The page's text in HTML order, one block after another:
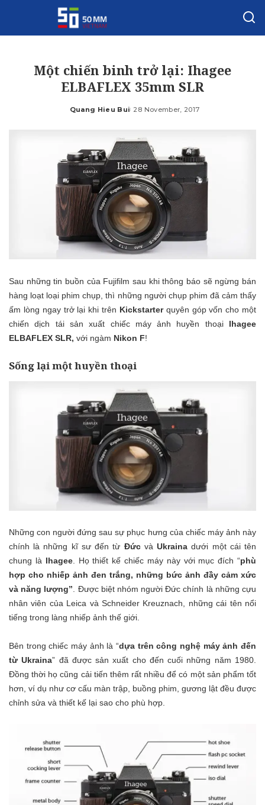
Một chiến binh trở lại: Ihagee
ELBAFLEX 35mm SLR
Posted
Quang Hieu Bui 28 November, 2017
Sau nhữngtin buồn của Fujifilm sau khi thông báo sẽ ngừng bán
hàng loạt loại phim chụp, thì những người chụp phim đã cảm thấy
ấm lòng ngay trở lại khi trên Kickstarterquyên góp vốn cho một
chiến dịch tái sản xuất chiếc máy ảnh huyền thoạiIhagee
ELBAFLEX SLR, với ngàm Nikon F!
Sống lại một huyền thoại
Những con người đứng sau sự phục hưng của chiếc máy ảnh này
chính là những kĩ sư đến từ ĐứcvàUkraina dưới một cái tên
chung là Ihagee. Họ thiết kế chiếc máy này với mục đích “phù
hợp cho nhiếp ảnh đen trắng, những bức ảnh đầy cảm xức
và năng lượng” . Được biệt nhóm người Đức chính là những cựu
nhân viên của Leica và Schneider Kreuznach, những cái tên nổi
tiếng trong làng nhiếp ảnh thế giới.
Bên trong chiếc máy ảnh là “dựa trên công nghệ máy ảnh đến
từ Ukraina” đã được sản xuất cho đến cuối những năm 1980.
Đồng thời họ cũng cải tiến thêm rất nhiều để có một sản phẩm tốt
hơn, ví dụ như cơ cấu màn trập, buồng phim, gương lật đều được
chỉnh sửa và thiết kế lại sao cho phù hợp.